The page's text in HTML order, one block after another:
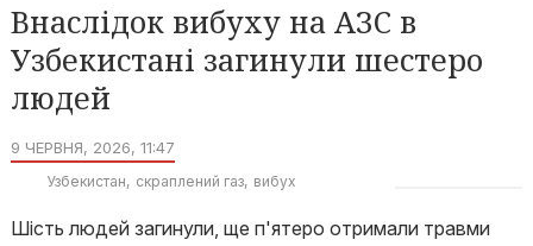
Внаслідок вибуху на АЗС в
Узбекистані загинули шестеро
людей
9 ЧЕРВНЯ, 2026, 11:47
Узбекистан скраплений газ вибух
Шість людей загинули, ще п'ятеро отримали травми